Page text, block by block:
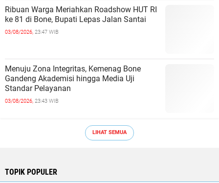
Ribuan Warga Meriahkan Roadshow HUT RI
ke 81 di Bone, Bupati Lepas Jalan Santai
03/08/2026, 23:47 WIB
Menuju Zona Integritas, Kemenag Bone
Gandeng Akademisi hingga Media Uji
Standar Pelayanan
03/08/2026, 23:43 WIB
LIHAT SEMUA
TOPIK POPULER